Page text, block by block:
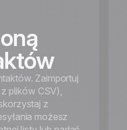
Zaimportuj
plików CSV),
z
możesz